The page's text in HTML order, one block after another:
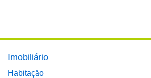
Footer main menu
Imobiliário
Habitação